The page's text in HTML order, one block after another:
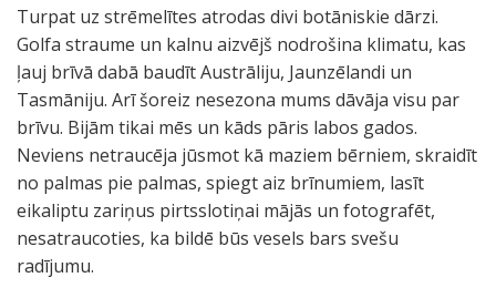
Turpat uz strēmelītes atrodas divi botāniskie dārzi.
Golfa straume un kalnu aizvējš nodrošina klimatu, kas
ļauj brīvā dabā baudīt Austrāliju, Jaunzēlandi un
Tasmāniju. Arī šoreiz nesezona mums dāvāja visu par
brīvu. Bijām tikai mēs un kāds pāris labos gados.
Neviens netraucēja jūsmot kā maziem bērniem, skraidīt
no palmas pie palmas, spiegt aiz brīnumiem, lasīt
eikaliptu zariņus pirtsslotiņai mājās un fotografēt,
nesatraucoties, ka bildē būs vesels bars svešu
radījumu.